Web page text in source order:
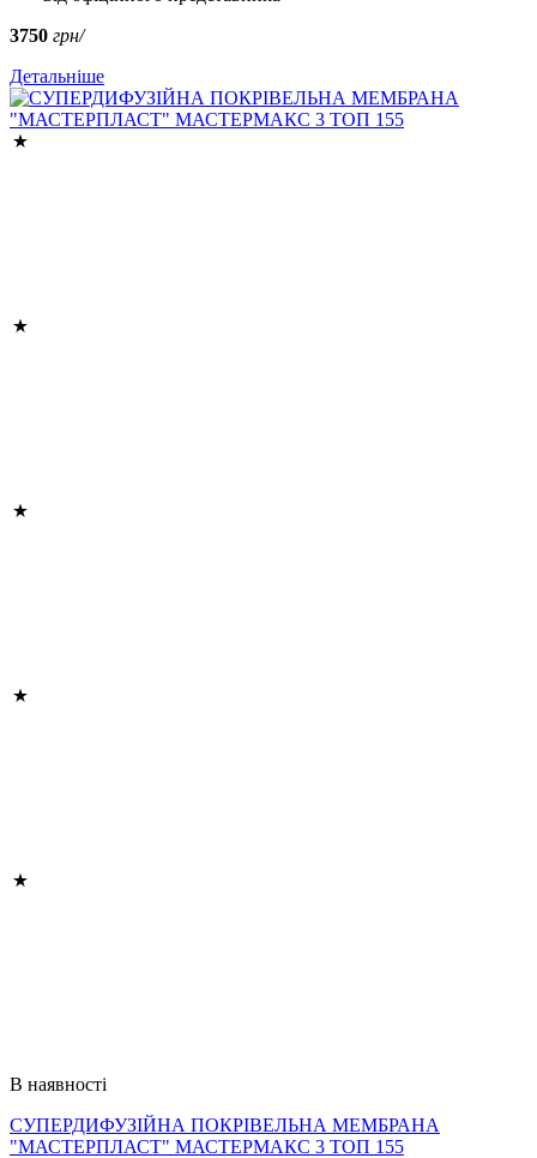
3750 грн/
Детальніше
В наявності
СУПЕРДИФУЗІЙНА ПОКРІВЕЛЬНА МЕМБРАНА
"МАСТЕРПЛАСТ" МАСТЕРМАКС 3 ТОП 155